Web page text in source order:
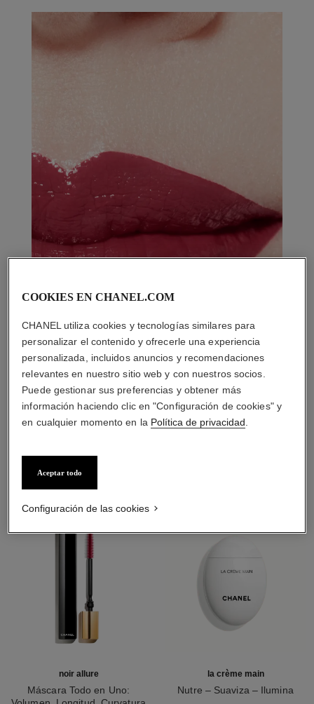
noir allure
Máscara Todo en Uno:
la crème main
Nutre – Suaviza – Ilumina
COOKIES EN CHANEL.COM
CHANEL utiliza cookies y tecnologías similares para
personalizar el contenido y ofrecerle una experiencia
personalizada, incluidos anuncios y recomendaciones
relevantes en nuestro sitio web y con nuestros socios.
Puede gestionar sus preferencias y obtener más
información haciendo clic en "Configuración de cookies" y
en cualquier momento en la Política de privacidad
Aceptar todo
Configuración de las cookies